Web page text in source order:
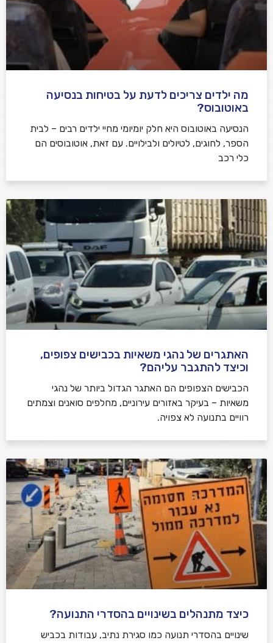
מה ילדים צריכים לדעת על בטיחות בנסיעה
באוטובוס?
הנסיעה באוטובוס היא חלק יומיומי מחיי ילדים רבים – לבית
הספר, לחוגים, לטיולים ולבילויים. עם זאת, אוטובוסים הם
כלי רכב
האתגרים של נהגי משאיות בכבישים צפופים,
וכיצד להתגבר עליהם?
הכבישים הצפופים הם האתגר הגדול ביותר של נהגי
משאיות – בעיקר באזורים עירוניים, מחלפים סואנים וצמתים
רוויים בתנועה לא צפויה.
כיצד מתנהלים בשינויים בהסדרי התנועה?
שינויים בהסדרי תנועה כמו סגירת נתיב, עבודות בכביש